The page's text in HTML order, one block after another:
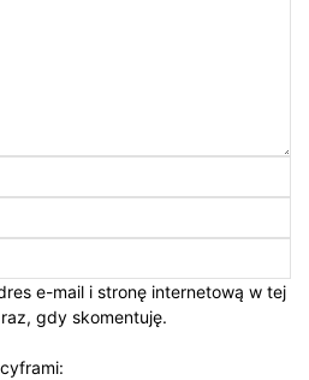
e-mail i stronę internetową w tej
gdy skomentuję.